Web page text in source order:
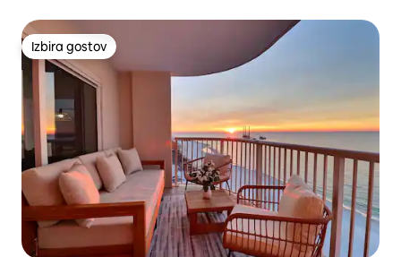
Izbira gostov
Izbira gostov